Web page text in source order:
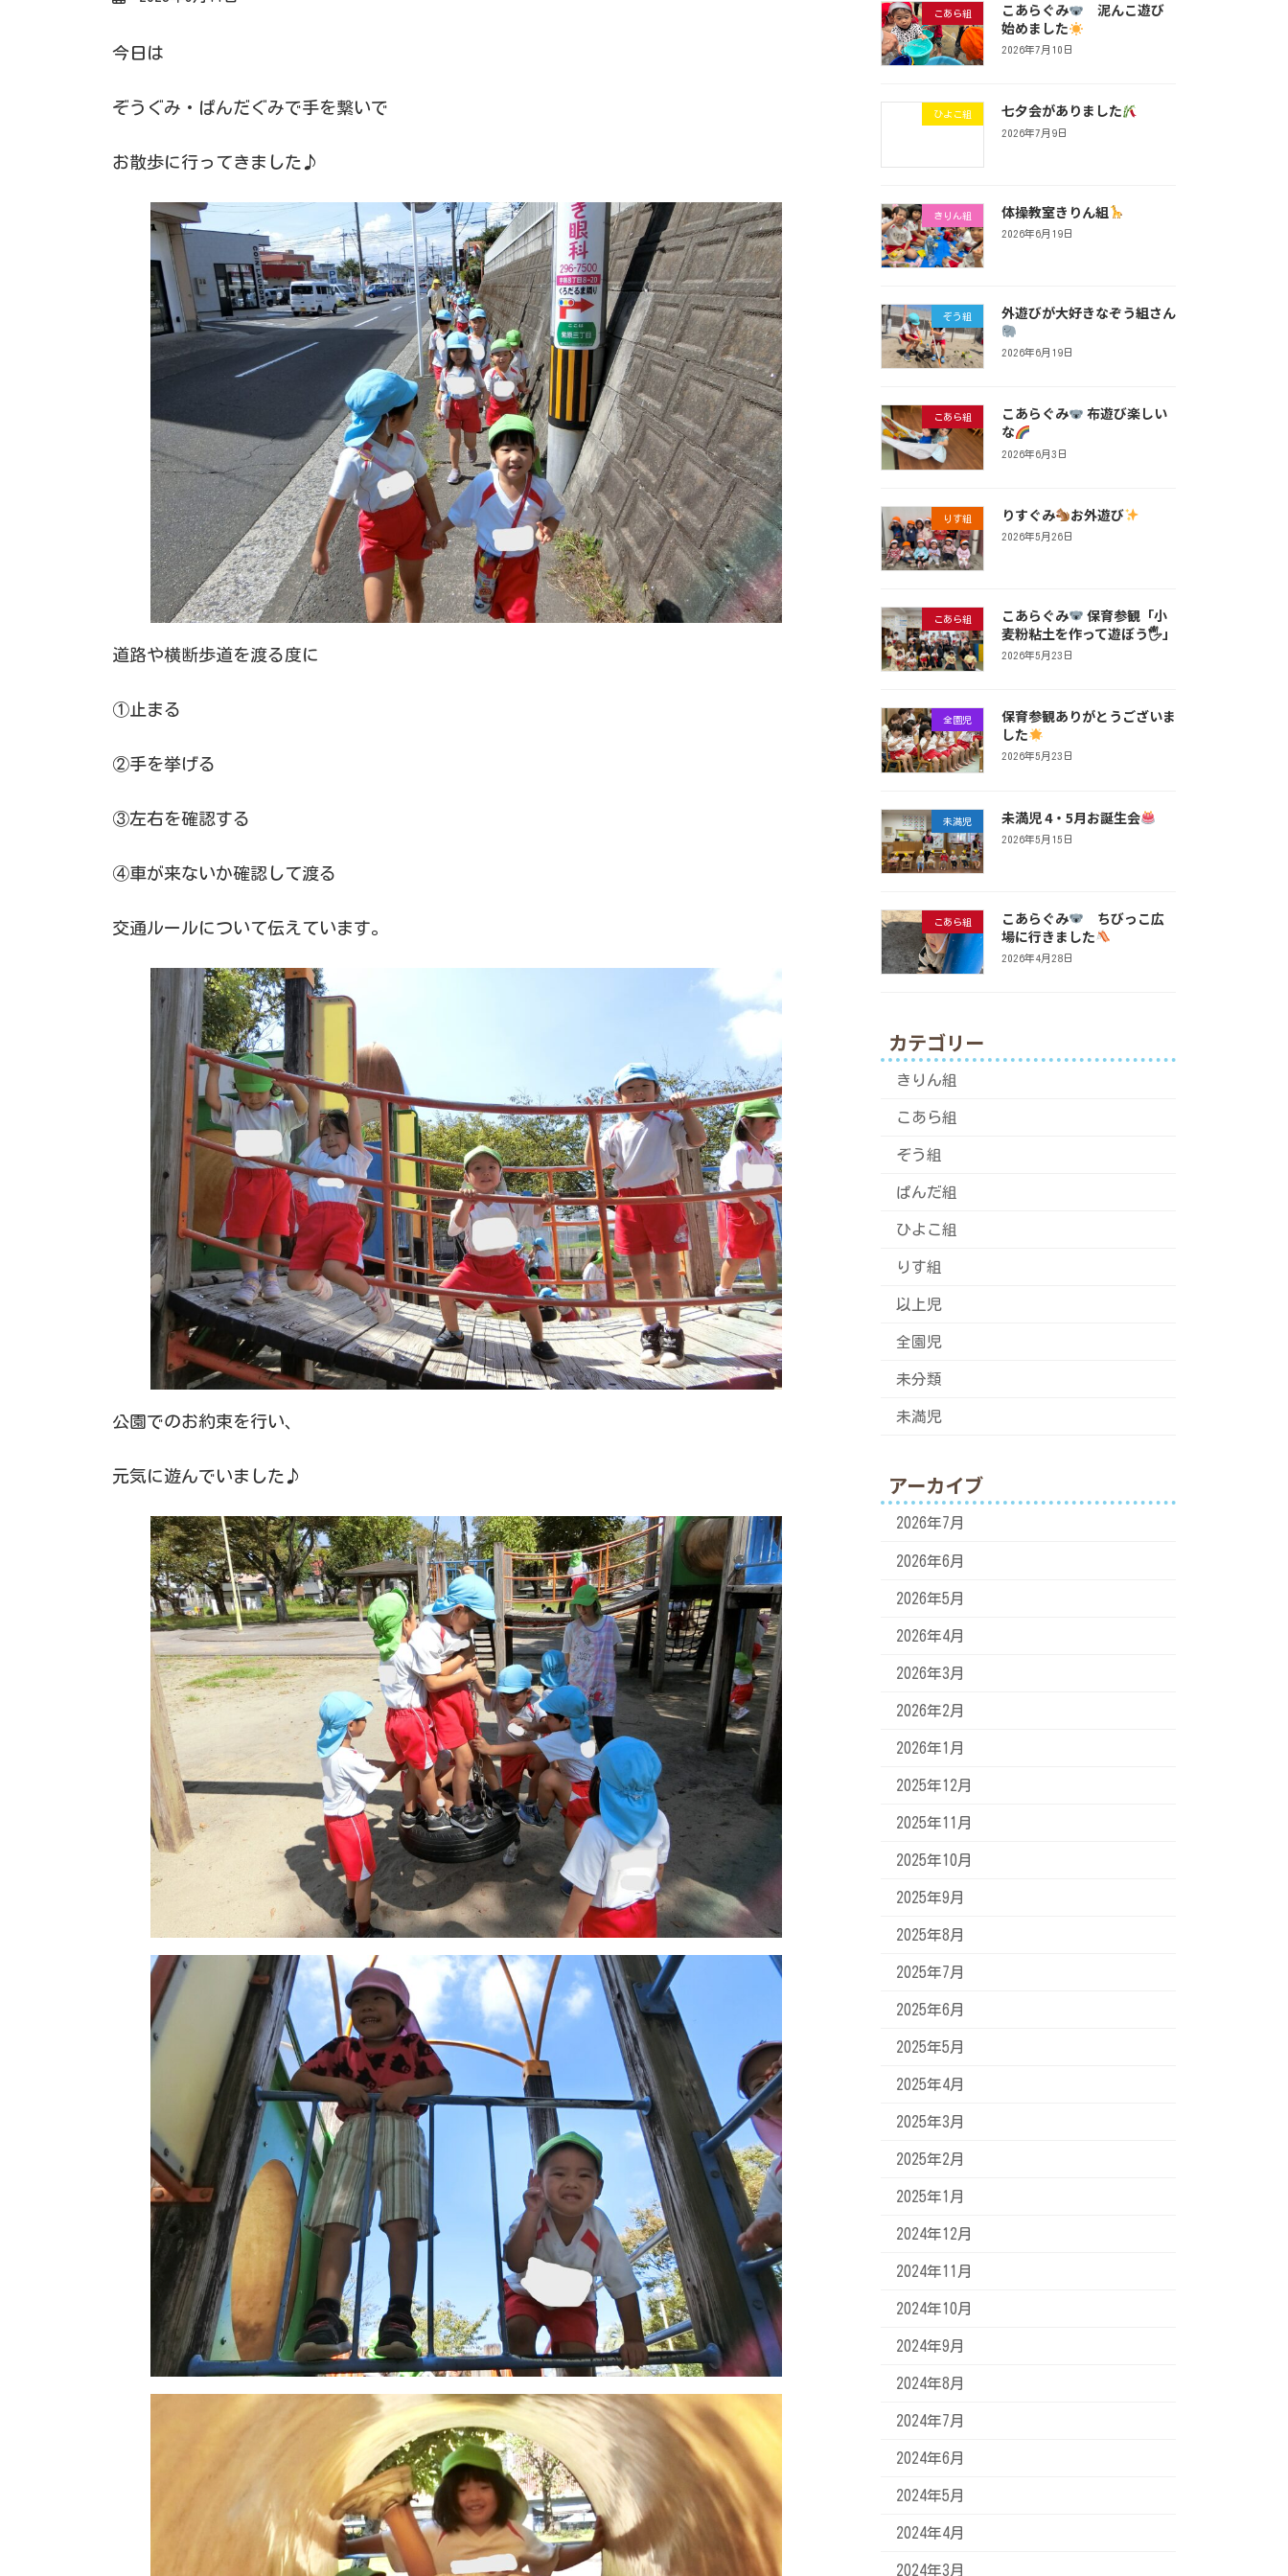
今日は
ぞうぐみ・ぱんだぐみで手を繋いで
お散歩に行ってきました♪
道路や横断歩道を渡る度に
①止まる
②手を挙げる
③左右を確認する
④車が来ないか確認して渡る
交通ルールについて伝えています。
公園でのお約束を行い、
元気に遊んでいました♪
こあら組 こあらぐみ
泥んこ遊び
始めました
2026年7月10日
ひよこ組 七夕会がありました
2026年7月9日
きりん組 体操教室きりん組
2026年6月19日
ぞう組 外遊びが大好きなぞう組さん
2026年6月19日
こあら組 こあらぐみ
布遊び楽しい
な
2026年6月3日
りす組 りすぐみ お外遊び
2026年5月26日
こあら組 こあらぐみ
保育参観「小
麦粉粘土を作って遊ぼう🖐」
2026年5月23日
全園児
保育参観ありがとうございま
した
2026年5月23日
未満児 未満児 4・5月お誕生会
2026年5月15日
こあら組 こあらぐみ
ちびっこ広
場に行きました
2026年4月28日
カテゴリー
きりん組
こあら組
ぞう組
ぱんだ組
ひよこ組
りす組
以上児
全園児
未分類
未満児
アーカイブ
2026年7月
2026年6月
2026年5月
2026年4月
2026年3月
2026年2月
2026年1月
2025年12月
2025年11月
2025年10月
2025年9月
2025年8月
2025年7月
2025年6月
2025年5月
2025年4月
2025年3月
2025年2月
2025年1月
2024年12月
2024年11月
2024年10月
2024年9月
2024年8月
2024年7月
2024年6月
2024年5月
2024年4月
2024年3月